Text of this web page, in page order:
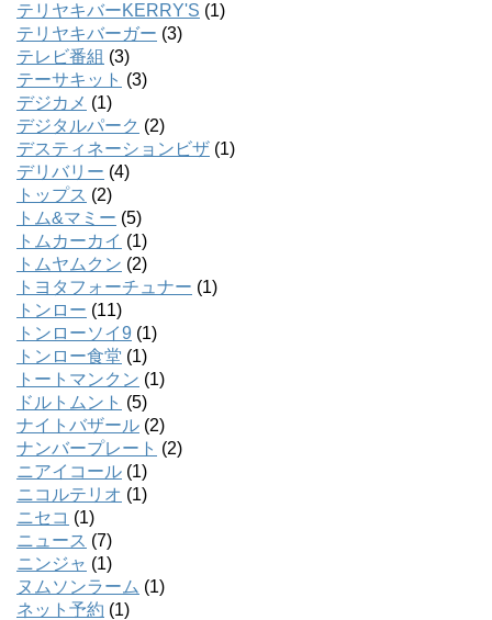
テリヤキバーKERRY'S (1)
テリヤキバーガー (3)
テレビ番組 (3)
テーサキット (3)
デジカメ (1)
デジタルパーク (2)
デスティネーションビザ (1)
デリバリー (4)
トップス (2)
トム&マミー (5)
トムカーカイ (1)
トムヤムクン (2)
トヨタフォーチュナー (1)
トンロー (11)
トンローソイ9 (1)
トンロー食堂 (1)
トートマンクン (1)
ドルトムント (5)
ナイトバザール (2)
ナンバープレート (2)
ニアイコール (1)
ニコルテリオ (1)
ニセコ (1)
ニュース (7)
ニンジャ (1)
ヌムソンラーム (1)
ネット予約 (1)